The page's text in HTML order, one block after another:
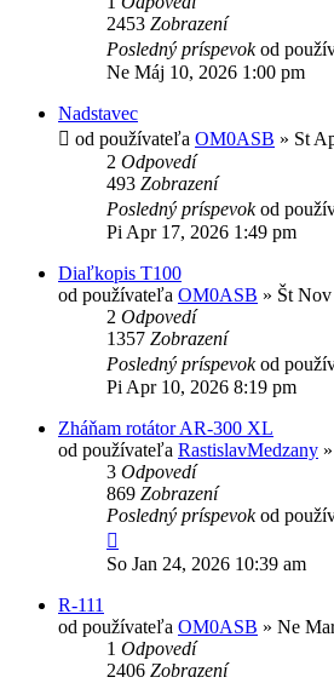
2453 Zobrazení
Posledný príspevokod
Ne Máj 10, 2026 1:00 pm
Nadstavec
od používateľa OM0ASB » St
2 Odpovedí
493 Zobrazení
Posledný príspevokod
Pi Apr 17, 2026 1:49 pm
Diaľkopis T100
od používateľa OM0ASB » Št
2 Odpovedí
1357 Zobrazení
Posledný príspevokod
Pi Apr 10, 2026 8:19 pm
Zháňam rotátor AR-300 XL
od používateľa RastislavMedzany »
3 Odpovedí
869 Zobrazení
Posledný príspevokod
So Jan 24, 2026 10:39 am
R-111
od používateľa OM0ASB » Ne
1 Odpovedí
2406 Zobrazení